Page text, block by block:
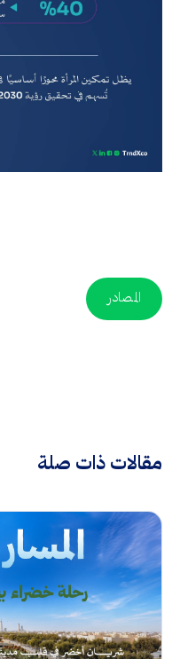
المصادر
مقالات ذات صلة